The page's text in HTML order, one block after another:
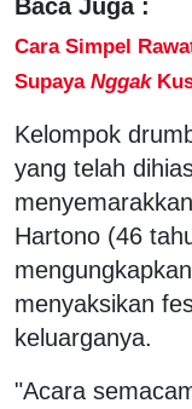
Baca Juga :
Cara Simpel
Supaya Nggak
Kelompok
yang telah
Hartono (46
menyaksikan
keluarganya.
"Acara